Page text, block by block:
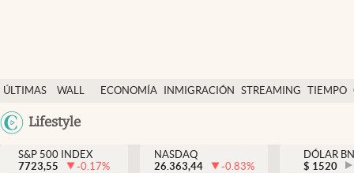
ÚLTIMAS
NOTICIAS
WALL
Y
DÓLAR
ECONOMÍA INMIGRACIÓN STREAMING TIEMPO
México
Lifestyle
Finanzas y economía
Wall Street y dólar
Inmigración
S&P 500 INDEX
7723,55
-0.17%
NASDAQ
26.363,44
-0.83%
DÓLAR
$ 1520